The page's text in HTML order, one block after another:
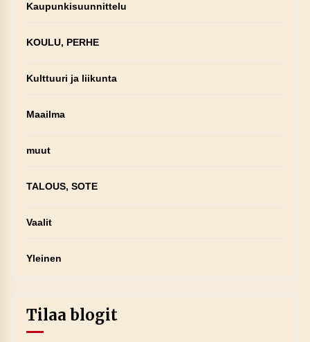
Kaupunkisuunnittelu
KOULU, PERHE
Kulttuuri ja liikunta
Maailma
muut
TALOUS, SOTE
Vaalit
Yleinen
Tilaa blogit